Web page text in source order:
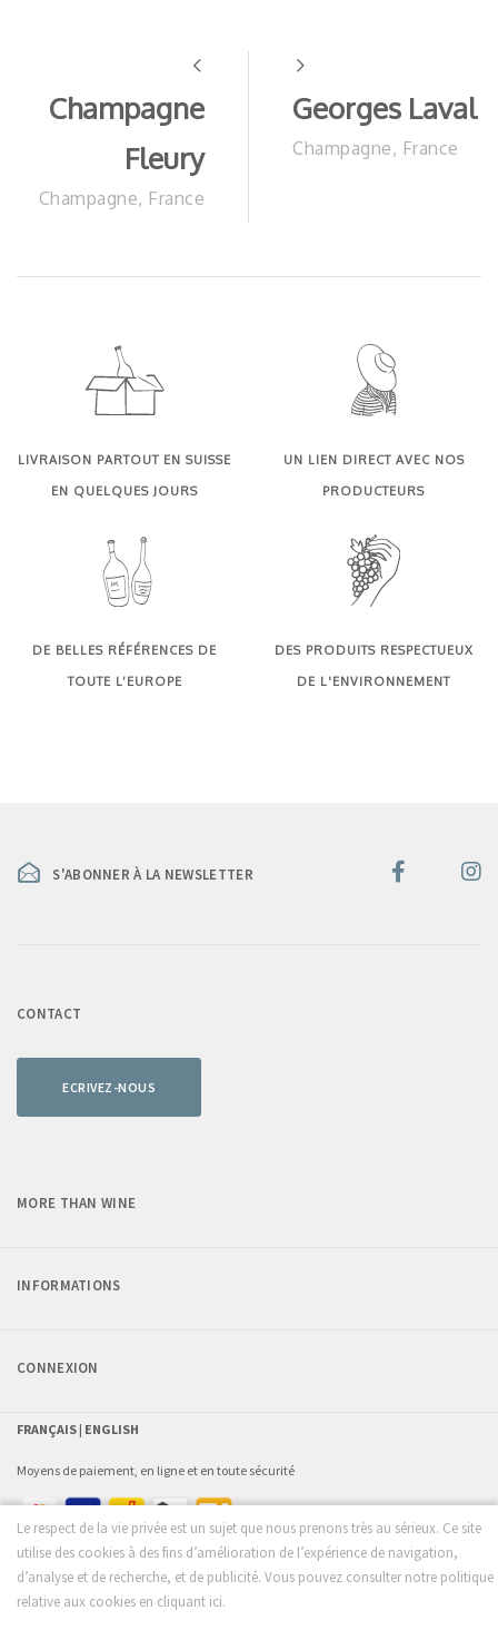
Champagne
Fleury
Champagne, France
Georges Laval
Champagne, France
LIVRAISON PARTOUT EN SUISSE
EN QUELQUES JOURS
UN LIEN DIRECT AVEC NOS
PRODUCTEURS
DE BELLES RÉFÉRENCES DE
TOUTE L’EUROPE
DES PRODUITS RESPECTUEUX
DE L'ENVIRONNEMENT
S'ABONNER À LA NEWSLETTER
CONTACT
ECRIVEZ-NOUS
MORE THAN WINE
INFORMATIONS
CONNEXION
FRANÇAIS | ENGLISH
Moyens de paiement, en ligne et en toute sécurité
© 2026 - more than wine - by
Le respect de la vie privée est un sujet que nous prenons très au sérieux. Ce site
utilise des cookies à des fins d’amélioration de l’expérience de navigation,
d’analyse et de recherche, et de publicité. Vous pouvez consulter notre politique
relative aux cookies en cliquant ici.